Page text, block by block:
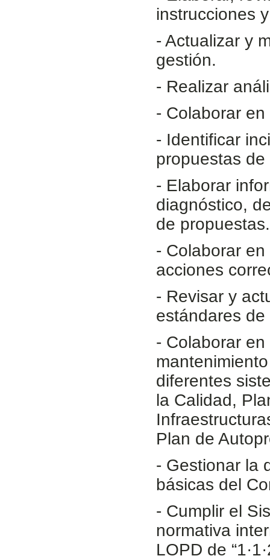
instrucciones
- Actualizar y
gestión.
- Realizar
- Colaborar
- Identificar
propuestas
- Elaborar
diagnóstico,
de propuestas.
- Colaborar
acciones
- Revisar y
estándares
- Colaborar
diferentes
la Calidad,
Plan de
- Gestionar la
básicas del
- Cumplir el
normativa
LOPD de